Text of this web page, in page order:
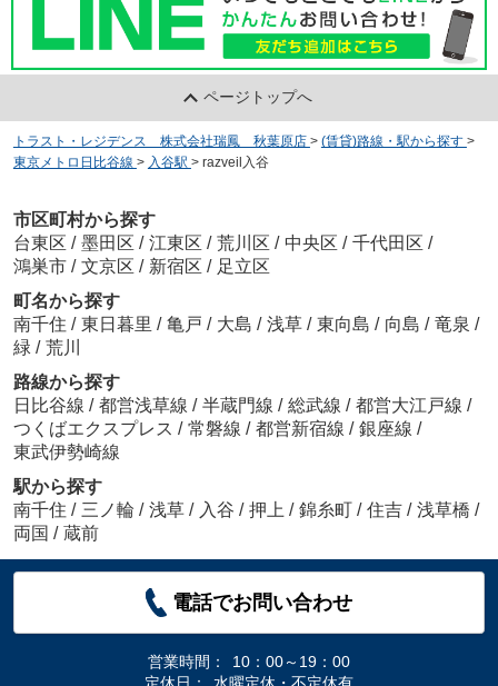
ページトップへ
トラスト・レジデンス 株式会社瑞鳳 秋葉原店 > (賃貸)路線・駅から探す >
東京メトロ日比谷線 > 入谷駅 > razveil入谷
市区町村から探す
台東区 / 墨田区 / 江東区 / 荒川区 / 中央区 / 千代田区 /
鴻巣市 / 文京区 / 新宿区 / 足立区
町名から探す
南千住 / 東日暮里 / 亀戸 / 大島 / 浅草 / 東向島 / 向島 / 竜泉 /
緑 / 荒川
路線から探す
日比谷線 / 都営浅草線 / 半蔵門線 / 総武線 / 都営大江戸線 /
つくばエクスプレス / 常磐線 / 都営新宿線 / 銀座線 /
東武伊勢崎線
駅から探す
南千住 / 三ノ輪 / 浅草 / 入谷 / 押上 / 錦糸町 / 住吉 / 浅草橋 /
両国 / 蔵前
電話でお問い合わせ
営業時間：
10：00～19：00